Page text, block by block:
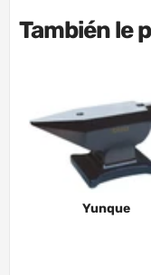
También le
Yunque